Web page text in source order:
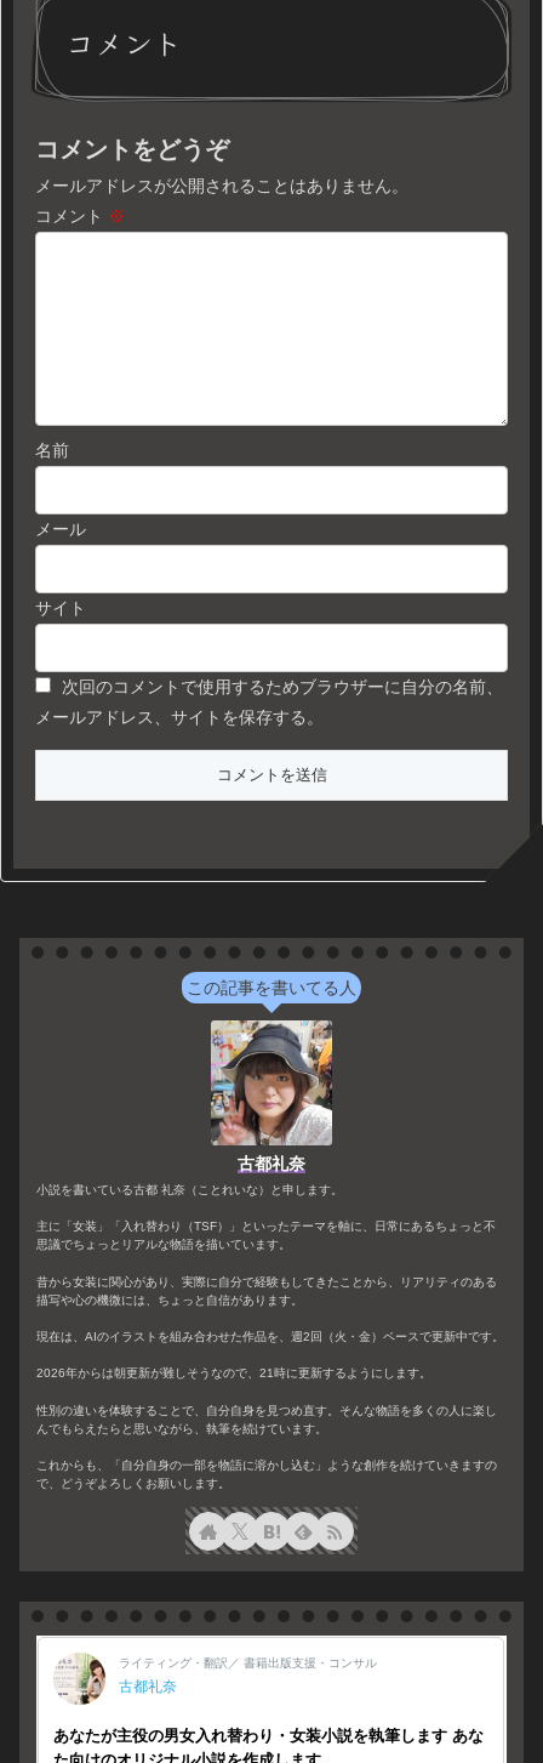
コメント
コメントをどうぞ
メールアドレスが公開されることはありません。
コメント ※
名前
メール
サイト
次回のコメントで使用するためブラウザーに自分の名前、
メールアドレス、サイトを保存する。
この記事を書いてる人
古都礼奈
小説を書いている古都 礼奈（ことれいな）と申します。
主に「女装」「入れ替わり（TSF）」といったテーマを軸に、日常にあるちょっと不
思議でちょっとリアルな物語を描いています。
昔から女装に関心があり、実際に自分で経験もしてきたことから、リアリティのある
描写や心の機微には、ちょっと自信があります。
現在は、AIのイラストを組み合わせた作品を、週2回（火・金）ペースで更新中です。
2026年からは朝更新が難しそうなので、21時に更新するようにします。
性別の違いを体験することで、自分自身を見つめ直す。そんな物語を多くの人に楽し
んでもらえたらと思いながら、執筆を続けています。
これからも、「自分自身の一部を物語に溶かし込む」ような創作を続けていきますの
で、どうぞよろしくお願いします。